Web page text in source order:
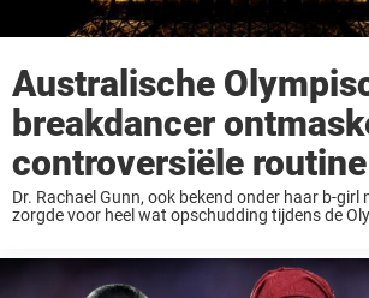
Australische
breakdancer
controversiële routine
Dr. Rachael Gunn, ook bekend onder haar b-girl
zorgde voor heel wat opschudding tijdens de